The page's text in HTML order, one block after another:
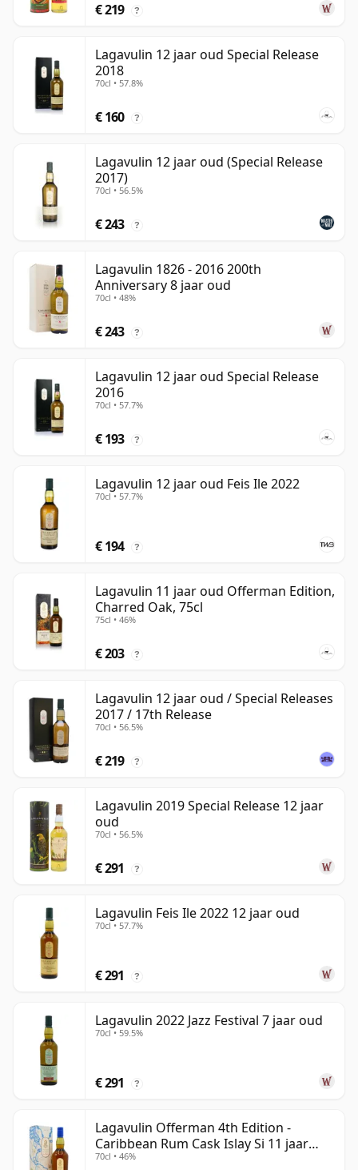
€ 219 ?
Lagavulin 12 jaar oud Special Release
2018
70cl • 57.8%
€ 160 ?
Lagavulin 12 jaar oud (Special Release
2017)
70cl • 56.5%
€ 243 ?
Lagavulin 1826 - 2016 200th
Anniversary 8 jaar oud
70cl • 48%
€ 243 ?
Lagavulin 12 jaar oud Special Release
2016
70cl • 57.7%
€ 193 ?
Lagavulin 12 jaar oud Feis Ile 2022
70cl • 57.7%
€ 194 ?
Lagavulin 11 jaar oud Offerman Edition,
Charred Oak, 75cl
75cl • 46%
€ 203 ?
Lagavulin 12 jaar oud / Special Releases
2017 / 17th Release
70cl • 56.5%
€ 219 ?
Lagavulin 2019 Special Release 12 jaar
oud
70cl • 56.5%
€ 291 ?
Lagavulin Feis Ile 2022 12 jaar oud
70cl • 57.7%
€ 291 ?
Lagavulin 2022 Jazz Festival 7 jaar oud
70cl • 59.5%
€ 291 ?
Lagavulin Offerman 4th Edition -
Caribbean Rum Cask Islay Si 11 jaar
oud
70cl • 46%